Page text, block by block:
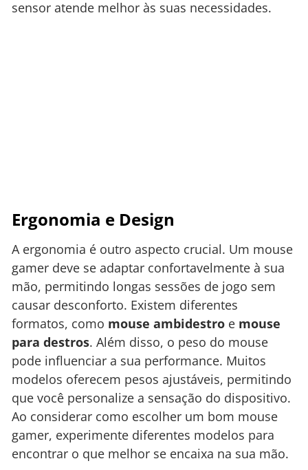
sensor atende melhor às suas necessidades.
Ergonomia e Design
A ergonomia é outro aspecto crucial. Um mouse
gamer deve se adaptar confortavelmente à sua
mão, permitindo longas sessões de jogo sem
causar desconforto. Existem diferentes
formatos, como mouse ambidestro e mouse
para destros. Além disso, o peso do mouse
pode influenciar a sua performance. Muitos
modelos oferecem pesos ajustáveis, permitindo
que você personalize a sensação do dispositivo.
Ao considerar como escolher um bom mouse
gamer, experimente diferentes modelos para
encontrar o que melhor se encaixa na sua mão.